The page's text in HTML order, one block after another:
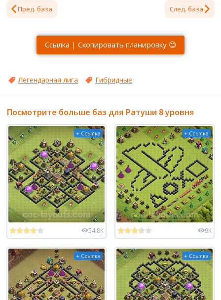
Пред. база След. база
Ссылка | Скопировать планировку 😊
Легендарная лига Гибридные
Посмотрите больше баз для Ратуши 8 уровня
+ Ссылка
54.8K
+ Ссылка
9K
+ Ссылка + Ссылка